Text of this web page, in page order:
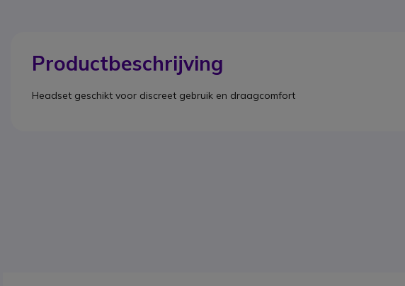
Productbeschrijving
Headset geschikt voor discreet gebruik en draagcomfort